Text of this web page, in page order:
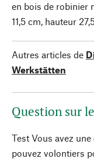
en bois de robinier
11,5 cm, hauteur
Autres articles de
Werkstätten
Question sur
Test Vous avez
pouvez volontiers